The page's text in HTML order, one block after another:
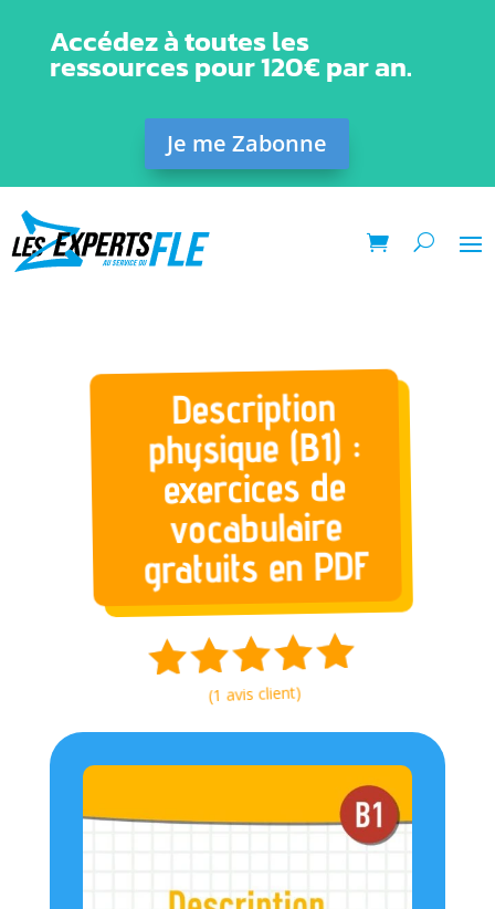
Accédez à toutes les
ressources pour 120€ par an.
Je me Zabonne
Description
physique (B1) :
exercices de
vocabulaire
gratuits en PDF
Noté5.00
sur 5
basé sur
notation
(1 avis client)